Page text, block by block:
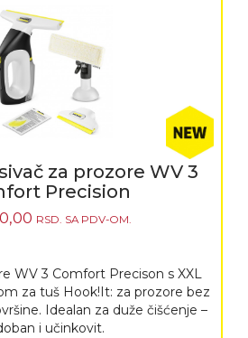
za prozore WV 3
Precision
RSD. SA PDV-OM.
WV 3 Comfort Precison s XXL
za tuš Hook!It: za prozore bez
Idealan za duže čišćenje –
i učinkovit.